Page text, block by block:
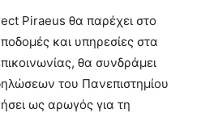
Piraeus θα παρέχει στο
και υπηρεσίες στα
θα συνδράμει
του Πανεπιστημίου
ως αρωγός για τη